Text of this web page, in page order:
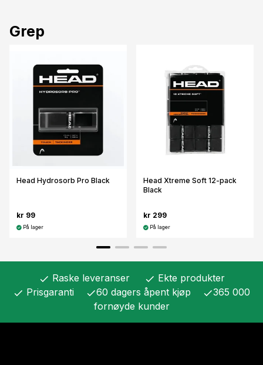
Grep
Head Hydrosorb Pro Black
kr 99
På lager
Head Xtreme Soft 12-pack
Black
kr 299
På lager
check Raske leveranser check Ekte produkter
check Prisgaranti check60 dagers åpent kjøp check365 000
fornøyde kunder